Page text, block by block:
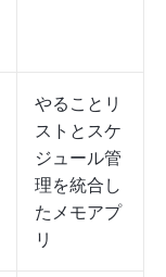
やることリ
ストとスケ
ジュール管
理を統合し
たメモアプ
リ